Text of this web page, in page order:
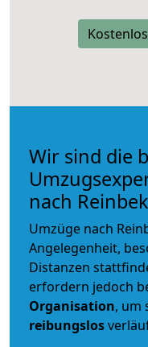
Wir sind die
nach Reinbek
Umzüge nach
Angelegenheit,
Distanzen
erfordern jedoch
Organisation, um
reibungslos